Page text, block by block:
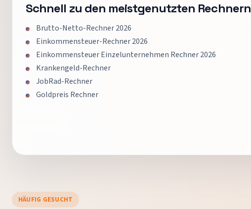
Schnell zu den meistgenutzten Rechnern
Brutto-Netto-Rechner 2026
Einkommensteuer-Rechner 2026
Einkommensteuer Einzelunternehmen Rechner 2026
Krankengeld-Rechner
JobRad-Rechner
Goldpreis Rechner
HÄUFIG GESUCHT